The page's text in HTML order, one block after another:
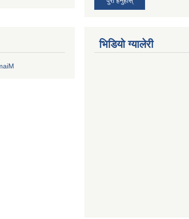
भिडियाे ग्यालेरी